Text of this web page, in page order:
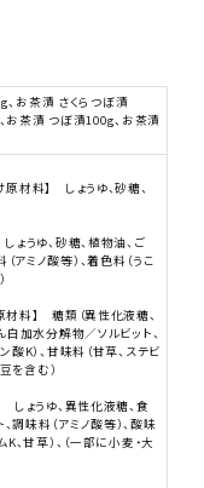
お茶漬 さくらつぼ漬
お茶漬 つぼ漬100g、お茶漬
原材料】 しょうゆ、砂糖、
ょうゆ、砂糖、植物油、ご
アミノ酸等）、着色料（うこ
材料】 糖類（異性化液糖、
白加水分解物／ソルビット、
酸K）、甘味料（甘草、ステビ
を含む）
しょうゆ、異性化液糖、食
調味料（アミノ酸等）、酸味
、甘草）、（一部に小麦・大